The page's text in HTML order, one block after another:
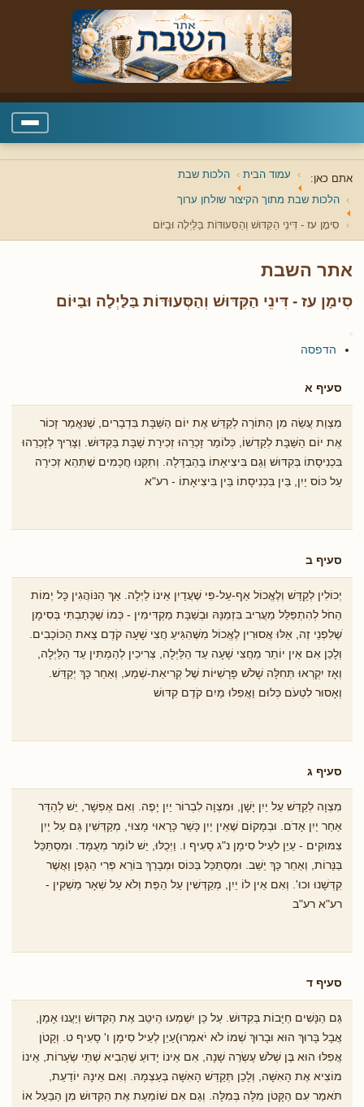
אתם כאן: עמוד הבית הלכות שבת
הלכות שבת מתוך הקיצור שולחן ערוך
סִימָן עז - דִּינֵי הַקִּדּוּשׁ וְהַסְּעוּדּוֹת בַּלַּיְלָה וּבַיּוֹם
אתר השבת
סִימָן עז - דִּינֵי הַקִּדּוּשׁ וְהַסְּעוּדּוֹת בַּלַּיְלָה וּבַיּוֹם
הדפסה
סעיף א
מִצְוַת עֲשֵׂה מִן הַתּוֹרָה לְקַדֵּשׁ אֶת יוֹם הַשַּׁבָּת בִּדְבָרִים, שֶׁנּאֱמַר זָכוֹר
אֶת יוֹם הַשַּׁבָּת לְקַדְשׁוֹ, כְּלוֹמַר זָכְרֵהוּ זְכִירַת שַׁבָּת בַּקִדּוּשׁ. וְצָרִיךְ לְזָכְרֵהוּ
בִּכְנִיסָתוֹ בְּקִדּוּשׁ וְגַם בִּיצִיאָתוֹ בַּהַבְדָּלָה. וְתִקְּנוּ חֲכָמִים שֶׁתְּהֵא זְכִירָה
עַל כּוֹס יַיִן, בֵּין בִּכְנִיסָתוֹ בֵּין בִּיצִיאָתוֹ - רע"א
סעיף ב
יְכוֹלִין לְקַדֵּשׁ וְלֶאֱכוֹל אַף-עַל-פִּי שֶׁעֲדַיִן אֵינוֹ לַיְלָה. אַךְ הַנּוֹהֲגִין כָּל יְמוֹת
הַחֹל לְהִתְפַּלֵּל מַעֲרִיב בִּזְמַנָּהּ וּבְשַׁבָּת מַקְדִּימִין - כְּמוֹ ֹשֶכָּתַבְתִּי בְּסִימָן
ֹשֶלִפְנֵי זֶה, אֵלּוּ אֲסוּרִין לֶאֱכוֹל מִשֶּׁהִגִּיעַ חֲצִי שָׁעָה קֹדֶם צֵאת הַכּוֹכָבִים.
וְלָכֵן אִם אֵין יוֹתֵר מֵחֲצִי שָׁעָה עַד הַלַּיְלָה, צְרִיכִין לְהַמְתִּין עַד הַלַּיְלָה,
וְאָז יִקְרְאוּ תְּחִלָּה שָׁלֹשׁ פָּרָשִׁיּוֹת שֶׁל קְרִיאַת-שְׁמַע, וְאַחַר כָּךְ יְקַדֵּשׁ.
וְאָסוּר לִטְעֹם כְּלוּם וַאֲפִלּוּ מַיִם קֹדֶם קִדּוּשׁ
סעיף ג
מִצְוָה לְקַדֵּשׁ עַל יַיִן יָשָׁן, וּמִצְוָה לִבְרוֹר יַיִן יָפֶה. וְאִם אֶפְשָׁר, יֵשׁ לְהַדֵּר
אַחַר יַיִן אָדֹם. וּבְמָקוֹם שֶׁאֵין יַיִן כָּשֵׁר כָּרָאוּי מָצוּי, מְקַדְּשִׁין גַּם עַל יַיִן
צִמּוּקִים - עַיֵן לעֵיל סִימָן נ"ג סָעִיף ו. וַיְכֻלּוּ, יֵשׁ לוֹמַר מְעֻמָּד. וּמִסְתַּכֵּל
בַּנֵּרוֹת, וְאַחַר כָּךְ יֵשֵׁב. וּמִסְתַּכֵּל בַּכּוֹס וּמְבָרֵךְ בּוֹרֵא פְּרִי הַגָּפֶן וַאֲשֶׁר
קִדְּשָׁנוּ וכוּ'. וְאִם אֵין לוֹ יַיִן, מְקַדְּשִׁין עַל הַפַּת וְלֹא עַל שְׁאָר מַשְׁקִין -
רע"א רע"ב
סעיף ד
גַּם הַנָּשִׁים חַיָּבוֹת בְּקִדּוּשׁ. עַל כֵּן יִשְׁמְעוּ הֵיטֵב אֶת הַקִּדּוּשׁ וְיַעֲנוּ אָמֵן,
אֲבָל בָּרוּךְ הוּא וּבָרוּךְ שְׁמוֹ לֹא יֹאמְרוּ)עַיֵן לְעֵיל סִימָן ו' סָעִיף ט. וְקָטֹן
אֲפִלּוּ הוּא בֶּן שְׁלֹשׁ עֶשְׂרֵה שָׁנָה, אִם אֵינוֹ יָדוּעַ שֶׁהֵבִיא שְׁתֵּי שְׂעָרוֹת, אֵינוֹ
מוֹצִיא אֶת הָאִשָּׁה, וְלָכֵן תְּקַדֵּשׁ הָאִשָּׁה בְּעַצְמָהּ. וְאִם אֵינָהּ יוֹדַעַת,
תֹּאמַר עִם הַקָּטֹן מִלָּה בְּמִלָּה. וְגַם אִם שׁוֹמַעַת אֶת הַקִּדּוּשׁ מִן הַבַּעַל אוֹ